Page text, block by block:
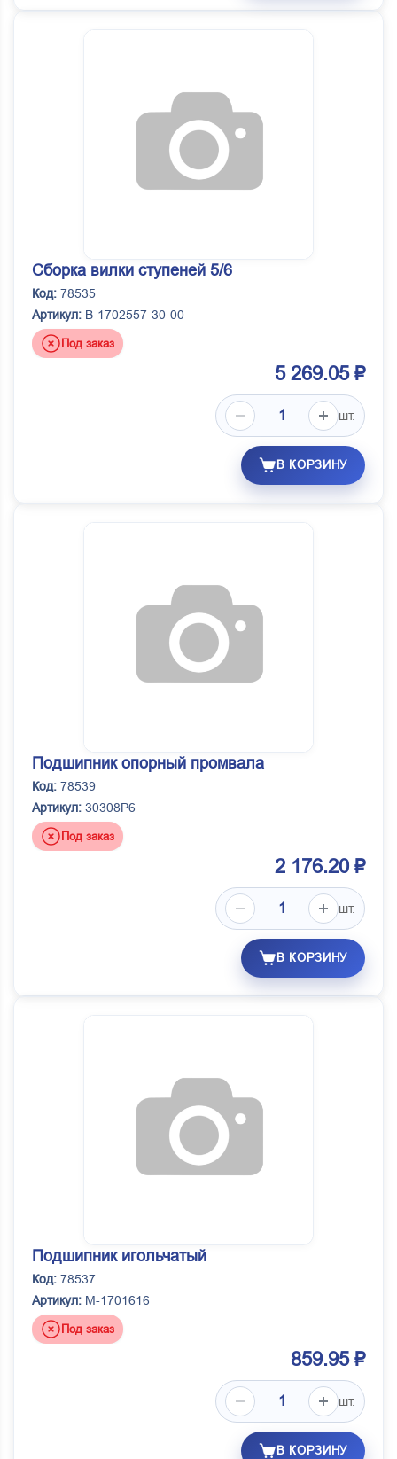
Сборка вилки ступеней 5/6
Код: 78535
Артикул: B-1702557-30-00
Под заказ
5 269.05 ₽
шт.
В КОРЗИНУ
Подшипник опорный промвала
Код: 78539
Артикул: 30308P6
Под заказ
2 176.20 ₽
шт.
В КОРЗИНУ
Подшипник игольчатый
Код: 78537
Артикул: M-1701616
Под заказ
859.95 ₽
шт.
В КОРЗИНУ